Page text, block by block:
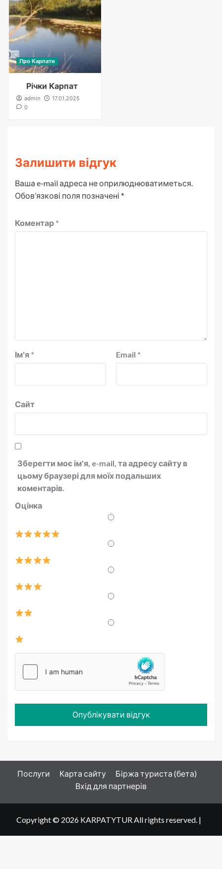
Про Карпати
Річки Карпат
admin
17.01.2025
0
Залишити відгук
Ваша e-mail адреса не оприлюднюватиметься.
Обов’язкові поля позначені *
Коментар *
Ім'я * Email *
Сайт
Зберегти моє ім'я, e-mail, та адресу сайту в
цьому браузері для моїх подальших
коментарів.
Оцінка
Послуги Карта сайту
Біржа туриста (бета)
Вхід для партнерів
Copyright © 2026 KARPATYTUR All rights reserved. |